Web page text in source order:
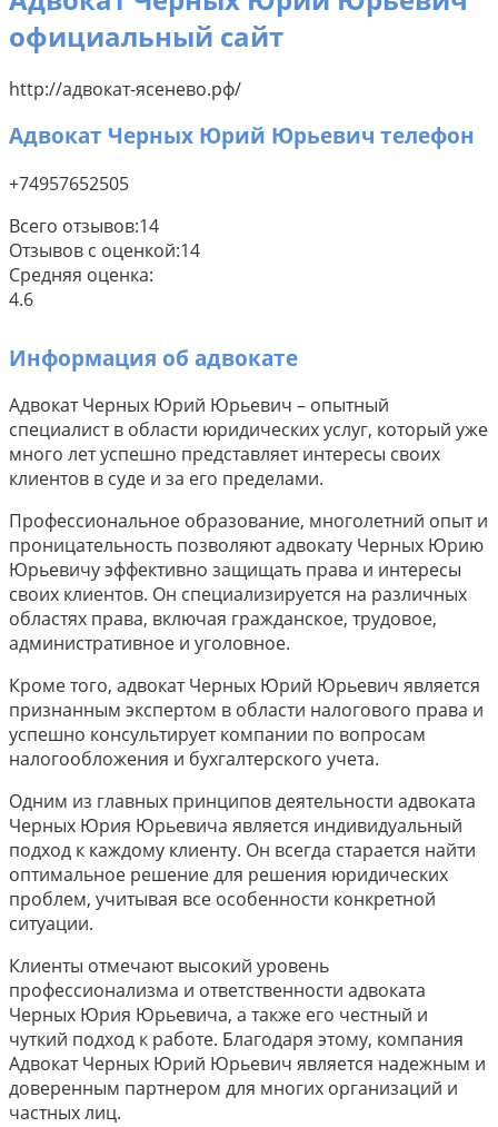
официальный сайт
http://адвокат-ясенево.рф/
Адвокат Черных Юрий Юрьевич телефон
+74957652505
Всего отзывов:14
Отзывов с оценкой:14
Средняя оценка:
4.6
Информация об адвокате
Адвокат Черных Юрий Юрьевич – опытный
специалист в области юридических услуг, который уже
много лет успешно представляет интересы своих
клиентов в суде и за его пределами.
Профессиональное образование, многолетний опыт и
проницательность позволяют адвокату Черных Юрию
Юрьевичу эффективно защищать права и интересы
своих клиентов. Он специализируется на различных
областях права, включая гражданское, трудовое,
административное и уголовное.
Кроме того, адвокат Черных Юрий Юрьевич является
признанным экспертом в области налогового права и
успешно консультирует компании по вопросам
налогообложения и бухгалтерского учета.
Одним из главных принципов деятельности адвоката
Черных Юрия Юрьевича является индивидуальный
подход к каждому клиенту. Он всегда старается найти
оптимальное решение для решения юридических
проблем, учитывая все особенности конкретной
ситуации.
Клиенты отмечают высокий уровень
профессионализма и ответственности адвоката
Черных Юрия Юрьевича, а также его честный и
чуткий подход к работе. Благодаря этому, компания
Адвокат Черных Юрий Юрьевич является надежным и
доверенным партнером для многих организаций и
частных лиц.